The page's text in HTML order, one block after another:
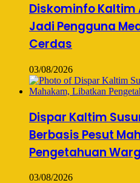
Diskominfo Kaltim
Jadi Pengguna
Cerdas
03/08/2026
Dispar Kaltim
Berbasis Pesut
Pengetahuan
03/08/2026